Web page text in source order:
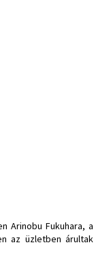
Arinobu Fukuhara, a
az üzletben árultak